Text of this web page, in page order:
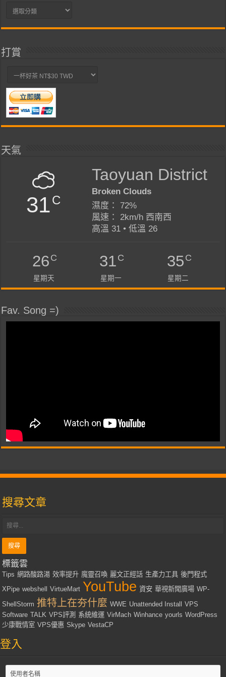
分
打賞
天氣
31C
Taoyuan District
Broken Clouds
濕度： 72%
風速： 2km/h 西南西
高溫 31 • 低溫 26
26C
星期天
31C
星期一
35C
星期二
Fav. Song =)
搜尋文章
標籤雲
Tips 網路酸路湯 效率提升 魔靈召喚 麗文正經話 生產力工具 後門程式
XPipe webshell VirtueMart YouTube 資安 華視新聞廣場 WP-
ShellStorm 推特上在夯什麼 WWE Unattended Install
VPS
Software TALK VPS評測 系統維運 VirMach Winhance yourls WordPress
少康戰情室 VPS優惠 Skype VestaCP
登入